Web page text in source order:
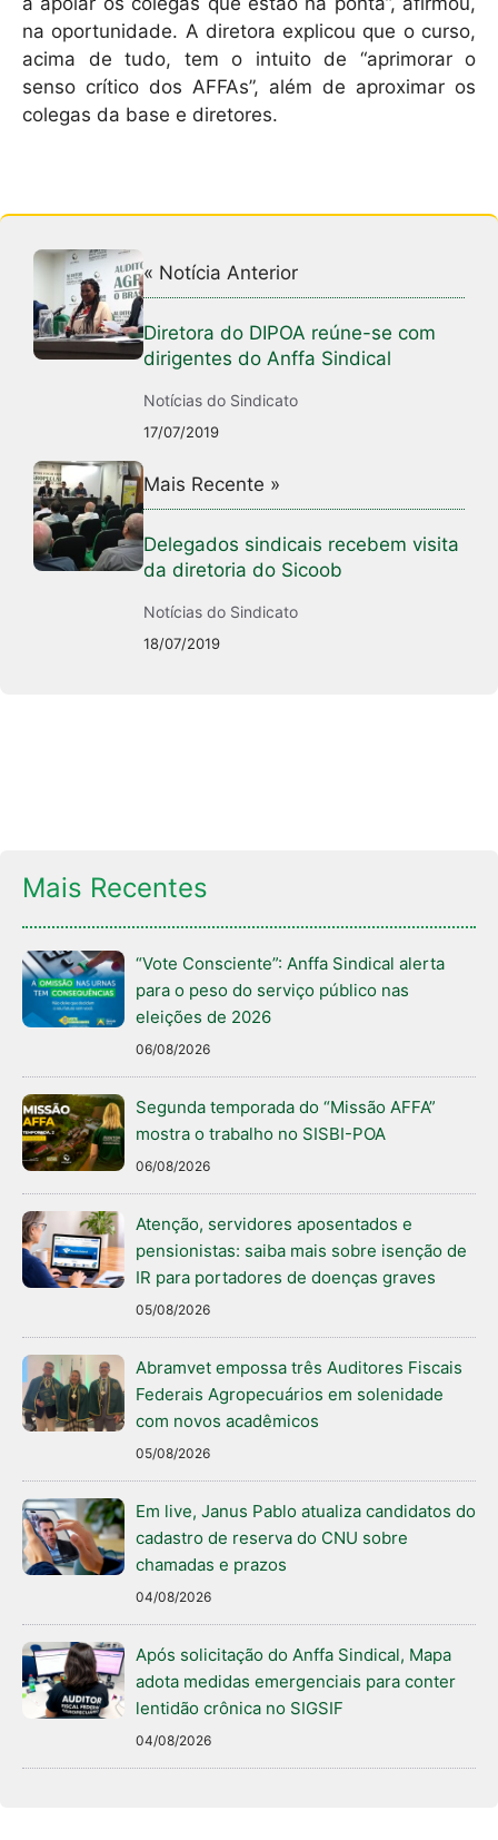
na oportunidade. A diretora explicou que o curso,
acima de tudo, tem o intuito de “aprimorar o
senso crítico dos AFFAs”, além de aproximar os
colegas da base e diretores.
« Notícia Anterior
Diretora do DIPOA reúne-se com
dirigentes do Anffa Sindical
Notícias do Sindicato
17/07/2019
Mais Recente »
Delegados sindicais recebem visita
da diretoria do Sicoob
Notícias do Sindicato
18/07/2019
Mais Recentes
“Vote Consciente”: Anffa Sindical alerta
para o peso do serviço público nas
eleições de 2026
06/08/2026
Segunda temporada do “Missão AFFA”
mostra o trabalho no SISBI-POA
06/08/2026
Atenção, servidores aposentados e
pensionistas: saiba mais sobre isenção de
IR para portadores de doenças graves
05/08/2026
Abramvet empossa três Auditores Fiscais
Federais Agropecuários em solenidade
com novos acadêmicos
05/08/2026
Em live, Janus Pablo atualiza candidatos do
cadastro de reserva do CNU sobre
chamadas e prazos
04/08/2026
Após solicitação do Anffa Sindical, Mapa
adota medidas emergenciais para conter
lentidão crônica no SIGSIF
04/08/2026